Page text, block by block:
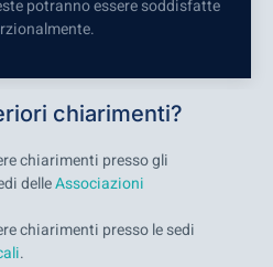
potranno essere soddisfatte
chiarimenti?
chiarimenti presso gli
delleAssociazioni
chiarimenti presso le sedi
.